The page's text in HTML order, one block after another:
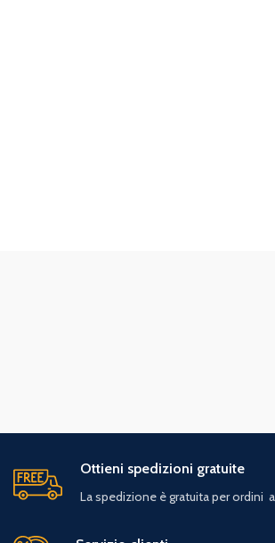
Ottieni spedizioni gratuite
La spedizione è gratuita per ordini